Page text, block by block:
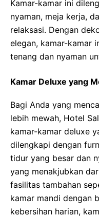
Kamar-kamar ini
nyaman, meja kerja,
relaksasi. Dengan
elegan, kamar-kamar
tenang dan nyaman
Kamar Deluxe yang
Bagi Anda yang
lebih mewah, Hotel
kamar-kamar deluxe
dilengkapi dengan
tidur yang besar dan
yang menakjubkan
fasilitas tambahan
kamar mandi dengan
kebersihan harian,